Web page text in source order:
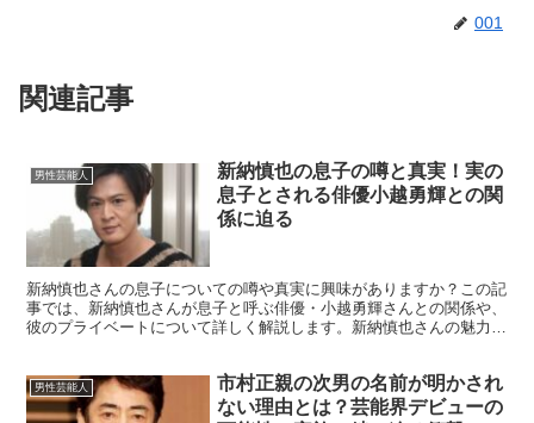
001
関連記事
男性芸能人
新納慎也の息子の噂と真実！実の
息子とされる俳優小越勇輝との関
係に迫る
新納慎也さんの息子についての噂や真実に興味がありますか？この記
事では、新納慎也さんが息子と呼ぶ俳優・小越勇輝さんとの関係や、
彼のプライベートについて詳しく解説します。新納慎也さんの魅力や
男性芸能人
市村正親の次男の名前が明かされ
ない理由とは？芸能界デビューの